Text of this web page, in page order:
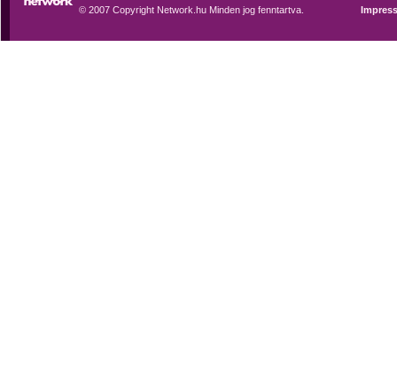
© 2007 Copyright Network.hu Minden jog fenntartva.